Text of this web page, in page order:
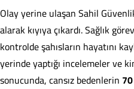
Olay yerine ulaşan Sahil
alarak kıyıya çıkardı. Sağlık
kontrolde şahısların hayatını
yerinde yaptığı incelemeler ve
sonucunda, cansız bedenlerin